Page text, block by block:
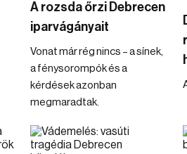
A rozsda őrzi Debrecen
iparvágányait
Vonat már rég nincs – a sínek,
a fénysorompók és a
kérdések azonban
megmaradtak.